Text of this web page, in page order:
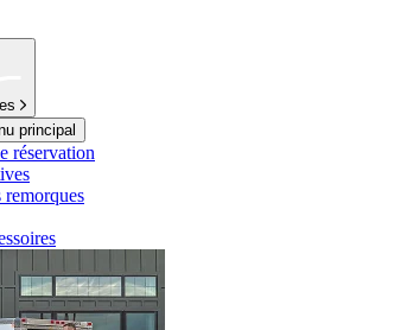
principal
réservation
remorques